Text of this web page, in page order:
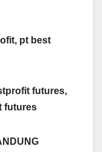
pt best
futures,
futures